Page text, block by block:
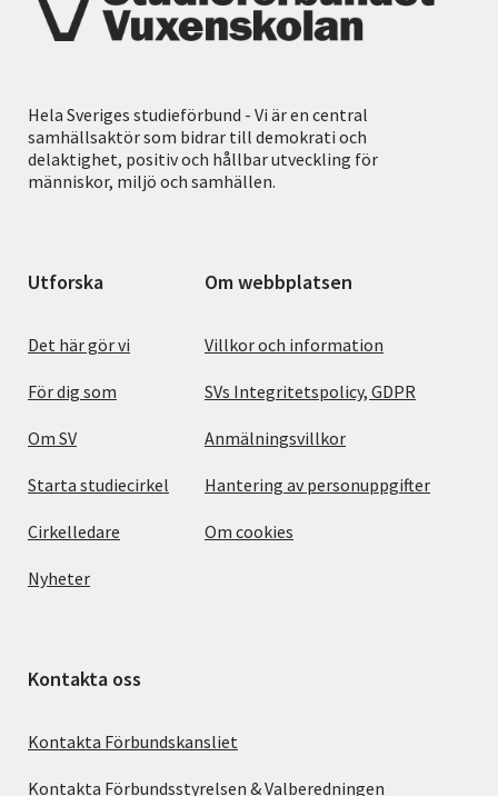
Hela Sveriges studieförbund - Vi är en central
samhällsaktör som bidrar till demokrati och
delaktighet, positiv och hållbar utveckling för
människor, miljö och samhällen.
Utforska
Det här gör vi
För dig som
Om SV
Starta studiecirkel
Cirkelledare
Nyheter
Om webbplatsen
Villkor och information
SVs Integritetspolicy, GDPR
Anmälningsvillkor
Hantering av personuppgifter
Om cookies
Kontakta oss
Kontakta Förbundskansliet
Kontakta Förbundsstyrelsen & Valberedningen